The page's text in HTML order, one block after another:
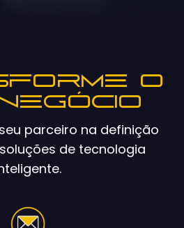
o
parceiro na definição
de tecnologia